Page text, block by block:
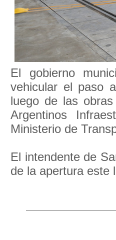
El gobierno
vehicular el paso
luego de las
Argentinos
Ministerio de
El intendente de
de la apertura este